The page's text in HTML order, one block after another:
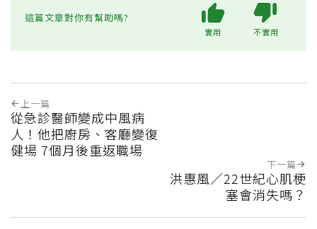
這篇文章對你有幫助嗎?
實用 不實用
上一篇
從急診醫師變成中風病
人！他把廚房、客廳變復
健場 7個月後重返職場
下一篇
洪惠風／22世紀心肌梗
塞會消失嗎？